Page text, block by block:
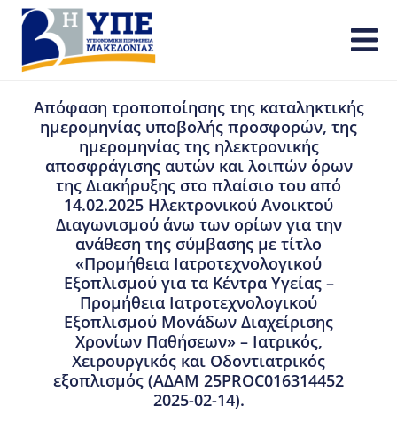
Απόφαση τροποποίησης της καταληκτικής
ημερομηνίας υποβολής προσφορών, της
ημερομηνίας της ηλεκτρονικής
αποσφράγισης αυτών και λοιπών όρων
της Διακήρυξης στο πλαίσιο του από
14.02.2025 Ηλεκτρονικού Ανοικτού
Διαγωνισμού άνω των ορίων για την
ανάθεση της σύμβασης με τίτλο
«Προμήθεια Ιατροτεχνολογικού
Εξοπλισμού για τα Κέντρα Υγείας –
Προμήθεια Ιατροτεχνολογικού
Εξοπλισμού Μονάδων Διαχείρισης
Χρονίων Παθήσεων» – Ιατρικός,
Χειρουργικός και Οδοντιατρικός
εξοπλισμός (ΑΔΑΜ 25PROC016314452
2025-02-14).